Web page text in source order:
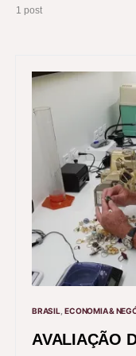
1 post
BRASIL ECONOMIA &
AVALIAÇÃO